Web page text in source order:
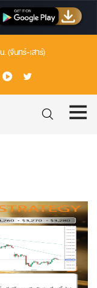
(จันทร์-เสาร์)